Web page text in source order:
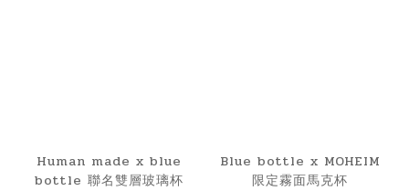
Human made x blue
bottle 聯名雙層玻璃杯
Blue bottle x MOHEIM
限定霧面馬克杯